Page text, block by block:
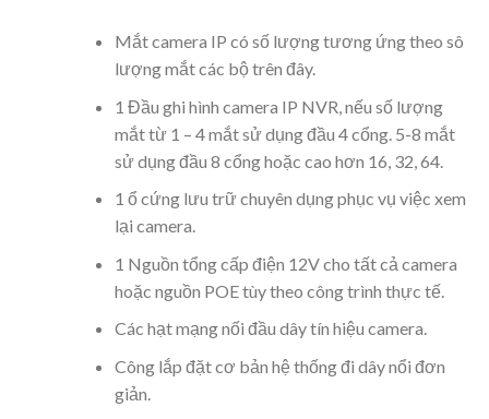
Mắt camera IP có số lượng tương ứng theo sô
lượng mắt các bộ trên đây.
1 Đầu ghi hình camera IP NVR, nếu số lượng
mắt từ 1 – 4 mắt sử dụng đầu 4 cổng. 5-8 mắt
sử dụng đầu 8 cổng hoặc cao hơn 16, 32, 64.
1 ổ cứng lưu trữ chuyên dụng phục vụ việc xem
lại camera.
1 Nguồn tổng cấp điện 12V cho tất cả camera
hoặc nguồn POE tùy theo công trình thực tế.
Các hạt mạng nối đầu dây tín hiệu camera.
Công lắp đặt cơ bản hệ thống đi dây nổi đơn
giản.